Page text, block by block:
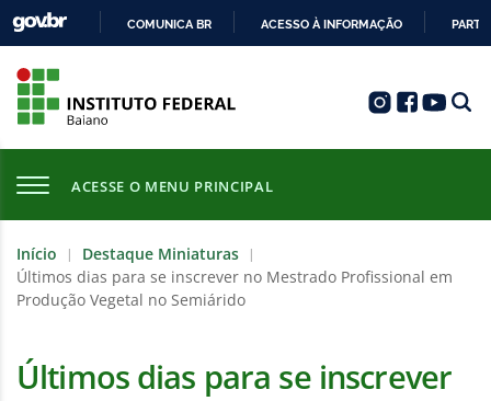
COMUNICA BR ACESSO À INFORMAÇÃO
ACESSE O MENU PRINCIPAL
Início | Destaque Miniaturas |
Últimos dias para se inscrever no Mestrado Profissional em
Produção Vegetal no Semiárido
Últimos dias para se inscrever